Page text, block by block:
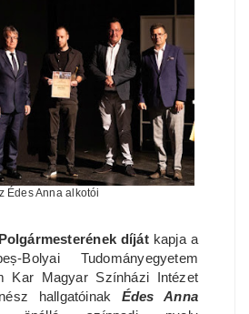
Édes Anna alkotói
díját kapja a
Bolyai Tudományegyetem
Kar Magyar Színházi Intézet
hallgatóinak Édes Anna